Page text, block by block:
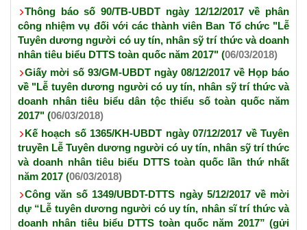
Thông báo số 90/TB-UBDT ngày 12/12/2017 về phân
công nhiệm vụ đối với các thành viên Ban Tổ chức "Lễ
Tuyên dương người có uy tín, nhân sỹ trí thức và doanh
nhân tiêu biểu DTTS toàn quốc năm 2017" (06/03/2018)
Giấy mời số 93/GM-UBDT ngày 08/12/2017 về Họp báo
về "Lễ tuyên dương người có uy tín, nhân sỹ trí thức và
doanh nhân tiêu biểu dân tộc thiểu số toàn quốc năm
2017" (06/03/2018)
Kế hoạch số 1365/KH-UBDT ngày 07/12/2017 về Tuyên
truyền Lễ Tuyên dương người có uy tín, nhân sỹ trí thức
và doanh nhân tiêu biểu DTTS toàn quốc lần thứ nhất
năm 2017 (06/03/2018)
Công văn số 1349/UBDT-DTTS ngày 5/12/2017 về mời
dự “Lễ tuyên dương người có uy tín, nhân sĩ trí thức và
doanh nhân tiêu biểu DTTS toàn quốc năm 2017” (gửi